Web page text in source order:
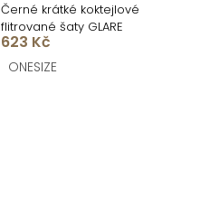
Černé krátké koktejlové
flitrované šaty GLARE
623 Kč
ONESIZE